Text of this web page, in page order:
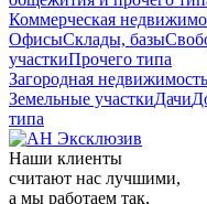
Коммерческая
ОфисыСклады, базы
участкиПрочего типа
Загородная недвижимость
Земельные участкиДачи
типа
Наши клиенты
считают нас лучшими,
а мы работаем так,